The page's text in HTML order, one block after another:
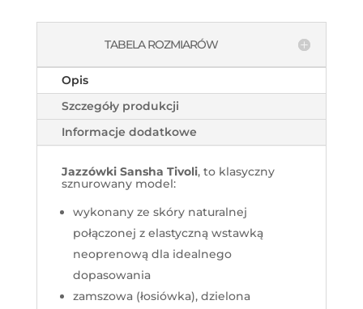
TABELA ROZMIARÓW
Opis
Szczegóły produkcji
Informacje dodatkowe
Jazzówki Sansha Tivoli, to klasyczny
sznurowany model:
wykonany ze skóry naturalnej
połączonej z elastyczną wstawką
neoprenową dla idealnego
dopasowania
zamszowa (łosiówka), dzielona